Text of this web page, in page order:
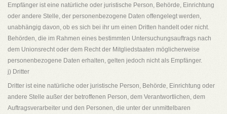
Empfänger ist eine natürliche oder juristische Person, Behörde, Einrichtung
oder andere Stelle, der personenbezogene Daten offengelegt werden,
unabhängig davon, ob es sich bei ihr um einen Dritten handelt oder nicht.
Behörden, die im Rahmen eines bestimmten Untersuchungsauftrags nach
dem Unionsrecht oder dem Recht der Mitgliedstaaten möglicherweise
personenbezogene Daten erhalten, gelten jedoch nicht als Empfänger.
j) Dritter
Dritter ist eine natürliche oder juristische Person, Behörde, Einrichtung oder
andere Stelle außer der betroffenen Person, dem Verantwortlichen, dem
Auftragsverarbeiter und den Personen, die unter der unmittelbaren